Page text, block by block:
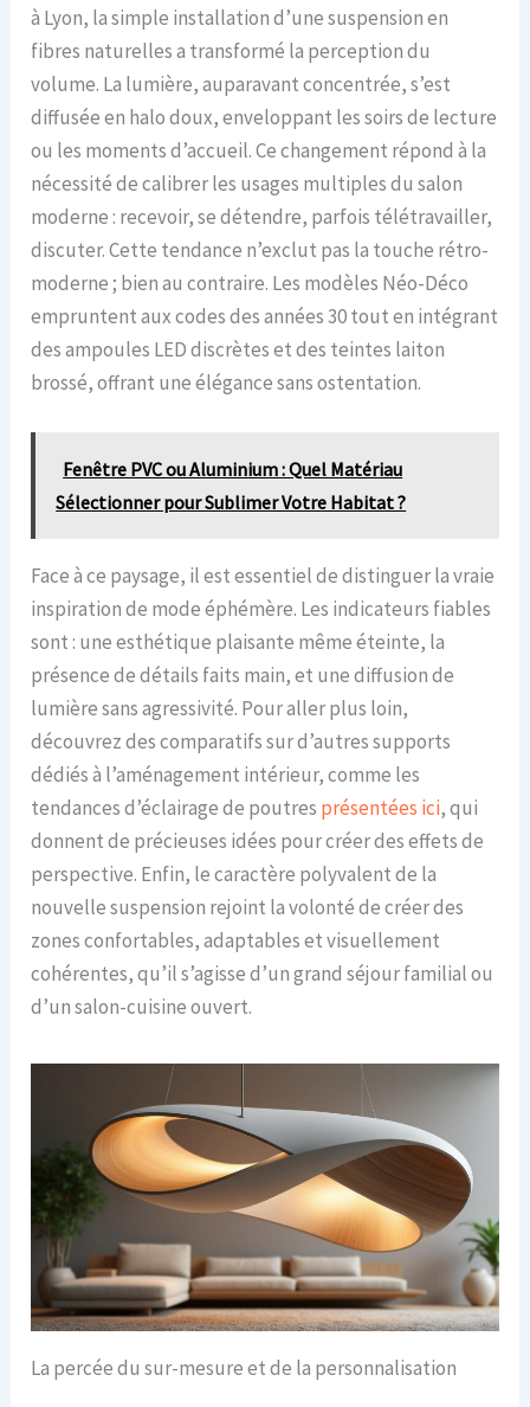
à Lyon, la simple installation d’une suspension en
fibres naturelles a transformé la perception du
volume. La lumière, auparavant concentrée, s’est
diffusée en halo doux, enveloppant les soirs de lecture
ou les moments d’accueil. Ce changement répond à la
nécessité de calibrer les usages multiples du salon
moderne : recevoir, se détendre, parfois télétravailler,
discuter. Cette tendance n’exclut pas la touche rétro-
moderne ; bien au contraire. Les modèles Néo-Déco
empruntent aux codes des années 30 tout en intégrant
des ampoules LED discrètes et des teintes laiton
brossé, offrant une élégance sans ostentation.
Fenêtre PVC ou Aluminium : Quel Matériau
Sélectionner pour Sublimer Votre Habitat ?
Face à ce paysage, il est essentiel de distinguer la vraie
inspiration de mode éphémère. Les indicateurs fiables
sont : une esthétique plaisante même éteinte, la
présence de détails faits main, et une diffusion de
lumière sans agressivité. Pour aller plus loin,
découvrez des comparatifs sur d’autres supports
dédiés à l’aménagement intérieur, comme les
tendances d’éclairage de poutres présentées ici, qui
donnent de précieuses idées pour créer des effets de
perspective. Enfin, le caractère polyvalent de la
nouvelle suspension rejoint la volonté de créer des
zones confortables, adaptables et visuellement
cohérentes, qu’il s’agisse d’un grand séjour familial ou
d’un salon-cuisine ouvert.
La percée du sur-mesure et de la personnalisation